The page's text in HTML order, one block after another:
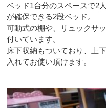
ベッド1台分のスペースで2
が確保できる2段ベッド。
可動式の棚や、リュックサ
付いています。
床下収納もついており、上
入れてお使い頂けます。